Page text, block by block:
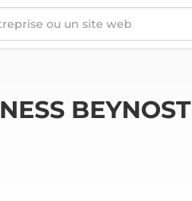
BEYNOST